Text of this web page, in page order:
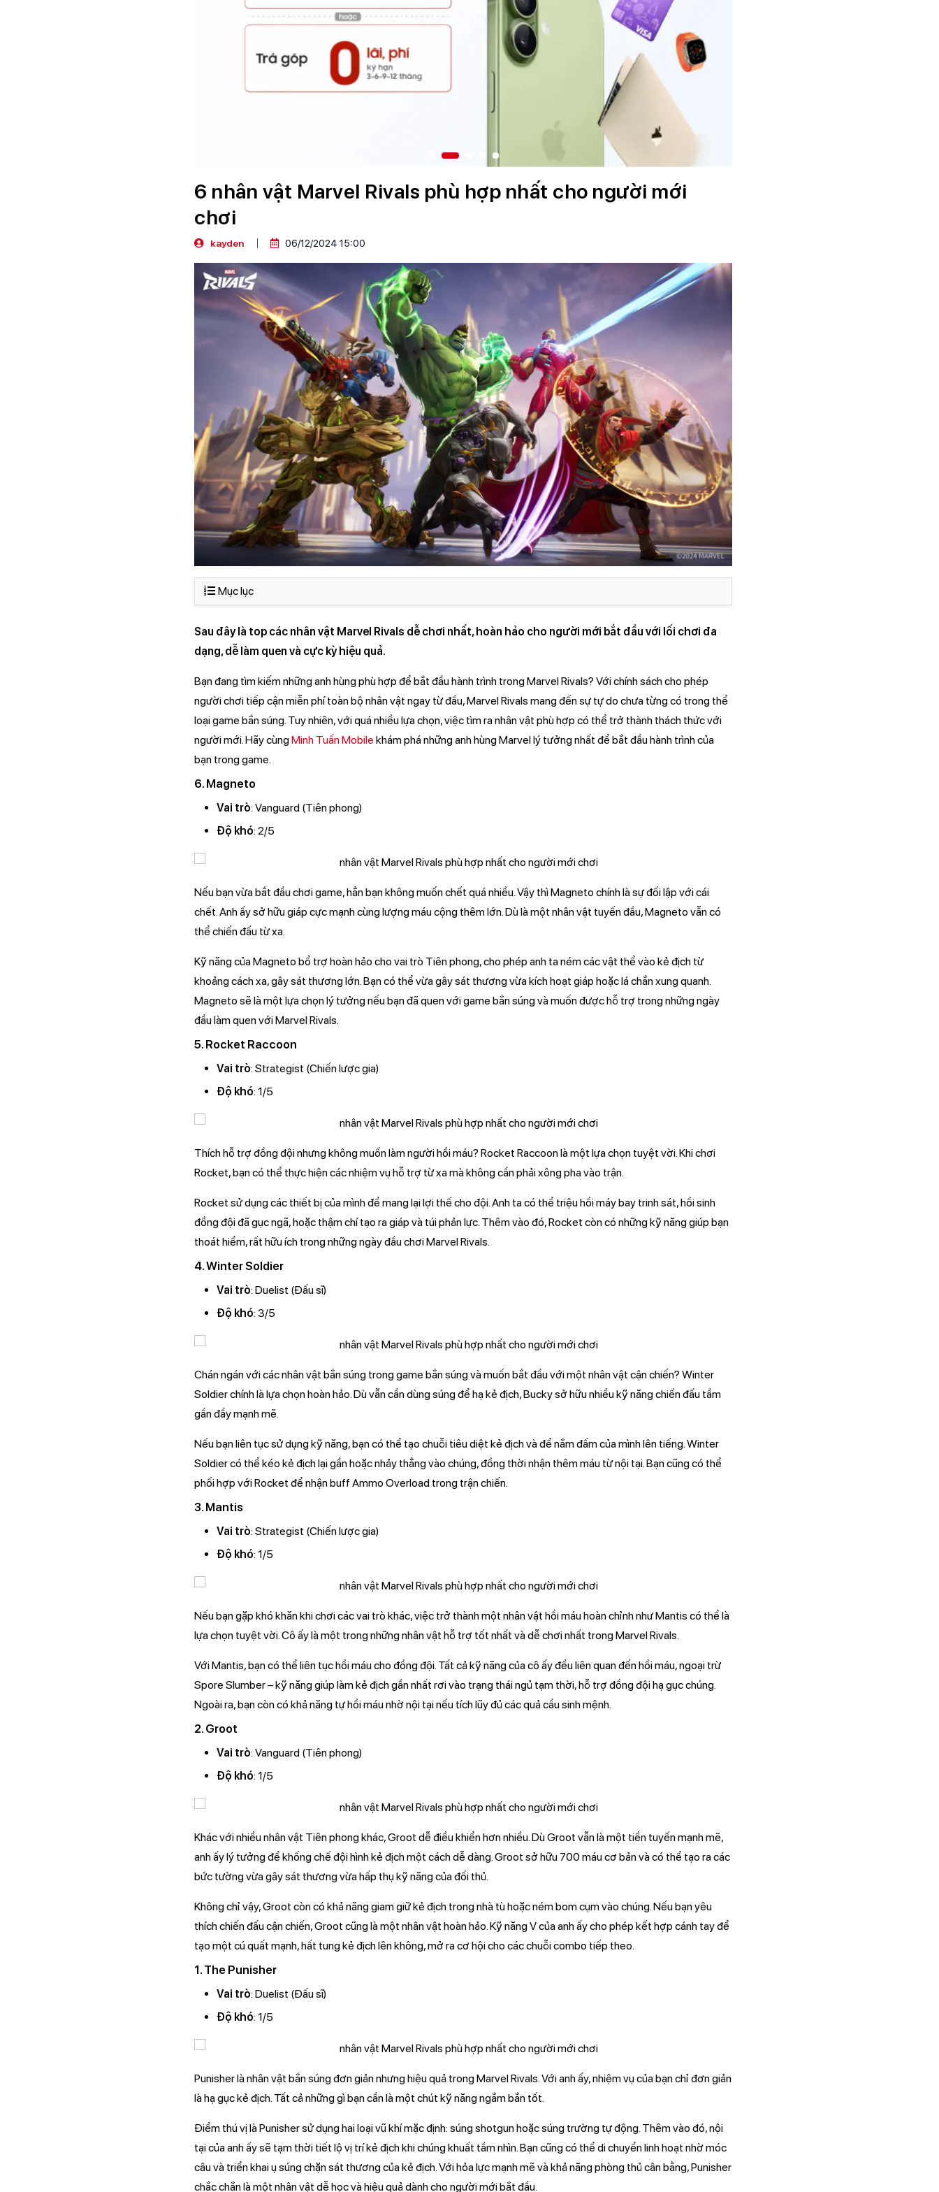
6 nhân vật Marvel Rivals phù hợp nhất cho người mới
chơi
kayden 06/12/2024 15:00
Mục lục
Sau đây là top các nhân vật Marvel Rivals dễ chơi nhất, hoàn hảo cho người mới bắt đầu với lối chơi đa
dạng, dễ làm quen và cực kỳ hiệu quả.
Bạn đang tìm kiếm những anh hùng phù hợp để bắt đầu hành trình trong Marvel Rivals? Với chính sách cho phép
người chơi tiếp cận miễn phí toàn bộ nhân vật ngay từ đầu, Marvel Rivals mang đến sự tự do chưa từng có trong thể
loại game bắn súng. Tuy nhiên, với quá nhiều lựa chọn, việc tìm ra nhân vật phù hợp có thể trở thành thách thức với
người mới. Hãy cùngMinh Tuấn Mobile khám phá những anh hùng Marvel lý tưởng nhất để bắt đầu hành trình của
bạn trong game.
6. Magneto
Vai trò: Vanguard (Tiên phong)
Độ khó: 2/5
Nếu bạn vừa bắt đầu chơi game, hẳn bạn không muốn chết quá nhiều. Vậy thì Magneto chính là sự đối lập với cái
chết. Anh ấy sở hữu giáp cực mạnh cùng lượng máu cộng thêm lớn. Dù là một nhân vật tuyến đầu, Magneto vẫn có
thể chiến đấu từ xa.
Kỹ năng của Magneto bổ trợ hoàn hảo cho vai trò Tiên phong, cho phép anh ta ném các vật thể vào kẻ địch từ
khoảng cách xa, gây sát thương lớn. Bạn có thể vừa gây sát thương vừa kích hoạt giáp hoặc lá chắn xung quanh.
Magneto sẽ là một lựa chọn lý tưởng nếu bạn đã quen với game bắn súng và muốn được hỗ trợ trong những ngày
đầu làm quen với Marvel Rivals.
5. Rocket Raccoon
Vai trò: Strategist (Chiến lược gia)
Độ khó: 1/5
Thích hỗ trợ đồng đội nhưng không muốn làm người hồi máu? Rocket Raccoon là một lựa chọn tuyệt vời. Khi chơi
Rocket, bạn có thể thực hiện các nhiệm vụ hỗ trợ từ xa mà không cần phải xông pha vào trận.
Rocket sử dụng các thiết bị của mình để mang lại lợi thế cho đội. Anh ta có thể triệu hồi máy bay trinh sát, hồi sinh
đồng đội đã gục ngã, hoặc thậm chí tạo ra giáp và túi phản lực. Thêm vào đó, Rocket còn có những kỹ năng giúp bạn
thoát hiểm, rất hữu ích trong những ngày đầu chơi Marvel Rivals.
4. Winter Soldier
Vai trò: Duelist (Đấu sĩ)
Độ khó: 3/5
Chán ngán với các nhân vật bắn súng trong game bắn súng và muốn bắt đầu với một nhân vật cận chiến? Winter
Soldier chính là lựa chọn hoàn hảo. Dù vẫn cần dùng súng để hạ kẻ địch, Bucky sở hữu nhiều kỹ năng chiến đấu tầm
gần đầy mạnh mẽ.
Nếu bạn liên tục sử dụng kỹ năng, bạn có thể tạo chuỗi tiêu diệt kẻ địch và để nắm đấm của mình lên tiếng. Winter
Soldier có thể kéo kẻ địch lại gần hoặc nhảy thẳng vào chúng, đồng thời nhận thêm máu từ nội tại. Bạn cũng có thể
phối hợp với Rocket để nhận buff Ammo Overload trong trận chiến.
3. Mantis
Vai trò: Strategist (Chiến lược gia)
Độ khó: 1/5
Nếu bạn gặp khó khăn khi chơi các vai trò khác, việc trở thành một nhân vật hồi máu hoàn chỉnh như Mantis có thể là
lựa chọn tuyệt vời. Cô ấy là một trong những nhân vật hỗ trợ tốt nhất và dễ chơi nhất trong Marvel Rivals.
Với Mantis, bạn có thể liên tục hồi máu cho đồng đội. Tất cả kỹ năng của cô ấy đều liên quan đến hồi máu, ngoại trừ
Spore Slumber – kỹ năng giúp làm kẻ địch gần nhất rơi vào trạng thái ngủ tạm thời, hỗ trợ đồng đội hạ gục chúng.
Ngoài ra, bạn còn có khả năng tự hồi máu nhờ nội tại nếu tích lũy đủ các quả cầu sinh mệnh.
2. Groot
Vai trò: Vanguard (Tiên phong)
Độ khó: 1/5
Khác với nhiều nhân vật Tiên phong khác, Groot dễ điều khiển hơn nhiều. Dù Groot vẫn là một tiền tuyến mạnh mẽ,
anh ấy lý tưởng để khống chế đội hình kẻ địch một cách dễ dàng. Groot sở hữu 700 máu cơ bản và có thể tạo ra các
bức tường vừa gây sát thương vừa hấp thụ kỹ năng của đối thủ.
Không chỉ vậy, Groot còn có khả năng giam giữ kẻ địch trong nhà tù hoặc ném bom cụm vào chúng. Nếu bạn yêu
thích chiến đấu cận chiến, Groot cũng là một nhân vật hoàn hảo. Kỹ năng V của anh ấy cho phép kết hợp cánh tay để
tạo một cú quất mạnh, hất tung kẻ địch lên không, mở ra cơ hội cho các chuỗi combo tiếp theo.
1. The Punisher
Vai trò: Duelist (Đấu sĩ)
Độ khó: 1/5
Punisher là nhân vật bắn súng đơn giản nhưng hiệu quả trong Marvel Rivals. Với anh ấy, nhiệm vụ của bạn chỉ đơn giản
là hạ gục kẻ địch. Tất cả những gì bạn cần là một chút kỹ năng ngắm bắn tốt.
Điểm thú vị là Punisher sử dụng hai loại vũ khí mặc định: súng shotgun hoặc súng trường tự động. Thêm vào đó, nội
tại của anh ấy sẽ tạm thời tiết lộ vị trí kẻ địch khi chúng khuất tầm nhìn. Bạn cũng có thể di chuyển linh hoạt nhờ móc
câu và triển khai ụ súng chặn sát thương của kẻ địch. Với hỏa lực mạnh mẽ và khả năng phòng thủ cân bằng, Punisher
chắc chắn là một nhân vật dễ học và hiệu quả dành cho người mới bắt đầu.